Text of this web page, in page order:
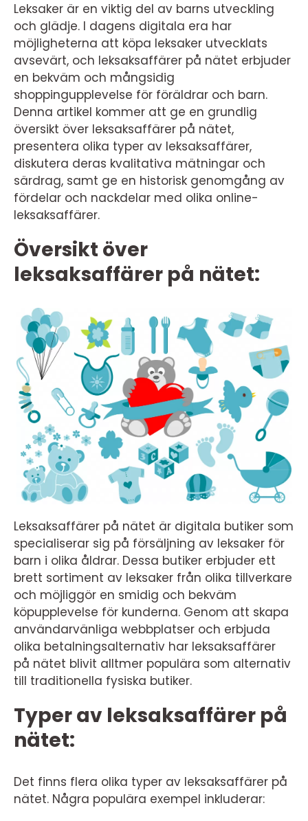
Leksaker är en viktig del av barns utveckling
och glädje. I dagens digitala era har
möjligheterna att köpa leksaker utvecklats
avsevärt, och leksaksaffärer på nätet erbjuder
en bekväm och mångsidig
shoppingupplevelse för föräldrar och barn.
Denna artikel kommer att ge en grundlig
översikt över leksaksaffärer på nätet,
presentera olika typer av leksaksaffärer,
diskutera deras kvalitativa mätningar och
särdrag, samt ge en historisk genomgång av
fördelar och nackdelar med olika online-
leksaksaffärer.
Översikt över
leksaksaffärer på nätet:
Leksaksaffärer på nätet är digitala butiker som
specialiserar sig på försäljning av leksaker för
barn i olika åldrar. Dessa butiker erbjuder ett
brett sortiment av leksaker från olika tillverkare
och möjliggör en smidig och bekväm
köpupplevelse för kunderna. Genom att skapa
användarvänliga webbplatser och erbjuda
olika betalningsalternativ har leksaksaffärer
på nätet blivit alltmer populära som alternativ
till traditionella fysiska butiker.
Typer av leksaksaffärer på
nätet:
Det finns flera olika typer av leksaksaffärer på
nätet. Några populära exempel inkluderar: